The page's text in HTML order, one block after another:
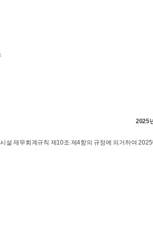
2025
설 재무회계규칙 제10조 제4항의 규정에 의거하여